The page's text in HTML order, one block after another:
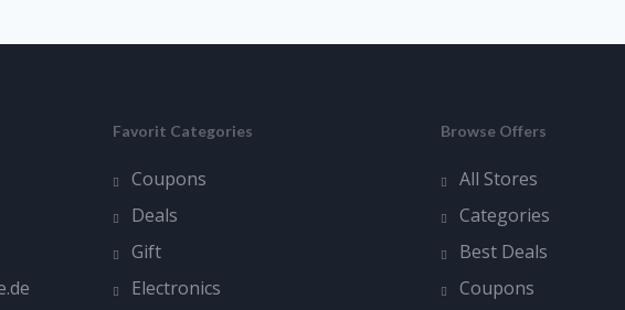
Favorit Categories
Coupons
Deals
Gift
Electronics
Browse Offers
All Stores
Categories
Best Deals
Coupons